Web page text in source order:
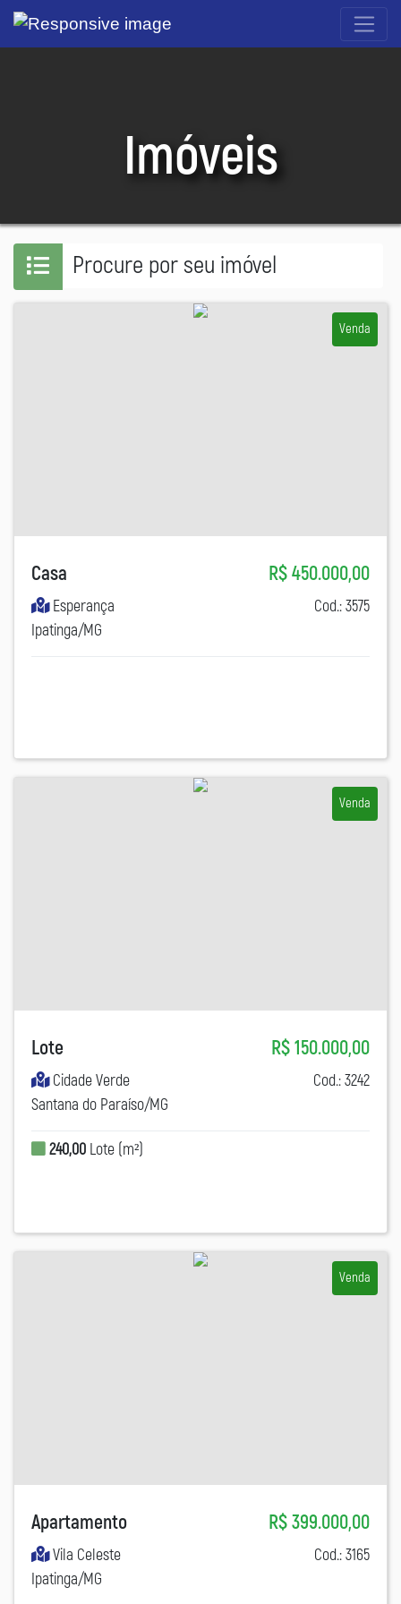
Imóveis
Procure por seu imóvel
Venda
Casa R$ 450.000,00
Cod.: 3575
Esperança
Ipatinga/MG
Venda
Lote R$ 150.000,00
Cod.: 3242
Cidade Verde
Santana do Paraíso/MG
240,00Lote (m²)
Venda
Apartamento R$ 399.000,00
Cod.: 3165
Vila Celeste
Ipatinga/MG